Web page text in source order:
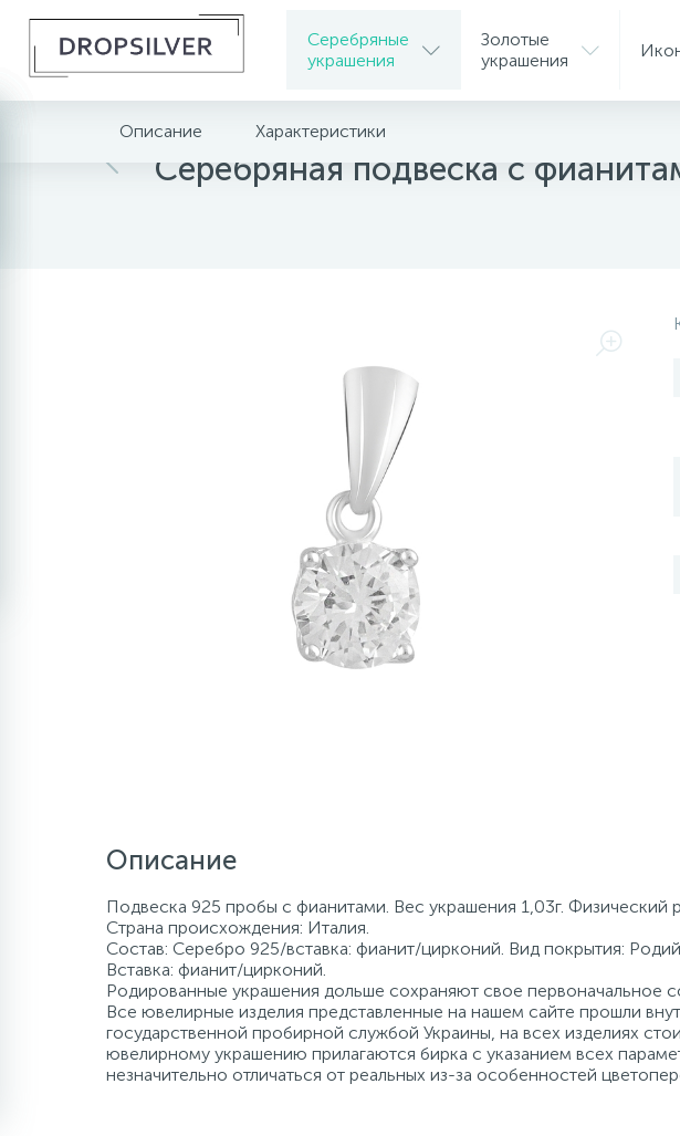
Серебряные
украшения
Золотые
украшения
Главная Серебряные украшения
Серебряная подвеска с
Описание Характеристики
Описание
Подвеска 925 пробы с фианитами. Вес украшения 1,03г. Физический
Страна происхождения: Италия.
Состав: Серебро 925/вставка: фианит/цирконий. Вид покрытия: Родий
Вставка: фианит/цирконий.
Родированные украшения дольше сохраняют свое первоначальное
Все ювелирные изделия представленные на нашем сайте прошли
государственной пробирной службой Украины, на всех изделиях
ювелирному украшению прилагаются бирка с указанием всех
незначительно отличаться от реальных из-за особенностей